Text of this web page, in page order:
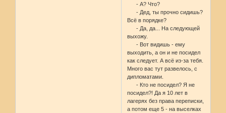
- А? Что?
- Дед, ты прочно сидишь?
Всё в порядке?
- Да, да... На следующей
выхожу.
- Вот видишь - ему
выходить, а он и не посидел
как следует. А всё из-за тебя.
Много вас тут развелось, с
дипломатами.
- Кто не посидел? Я не
посидел?! Да я 10 лет в
лагерях без права переписки,
а потом еще 5 - на выселках